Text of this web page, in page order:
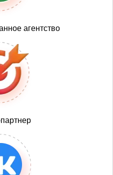
агентство